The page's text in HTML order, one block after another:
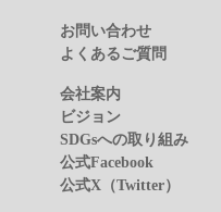
お問い合わせ
よくあるご質問
会社案内
ビジョン
SDGsへの取り組み
公式Facebook
公式X（Twitter）